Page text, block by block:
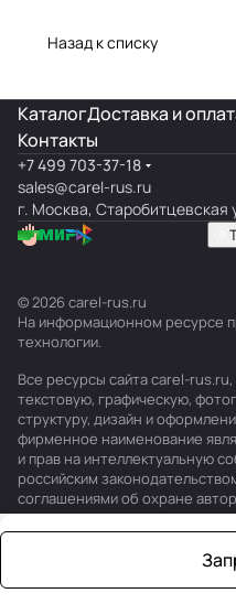
Назад к списку
КаталогДоставка и
Контакты
+7 499 703-37-18
sales@carel-rus.ru
г. Москва, Старобитцевская
© 2026 carel-rus.ru
На информационном ресурсе
технологии.
Все ресурсы сайта carel-
текстовую, графическую,
структуру, дизайн и
фирменное наименование
и прав на интеллектуальную
российским
соглашениями об охране